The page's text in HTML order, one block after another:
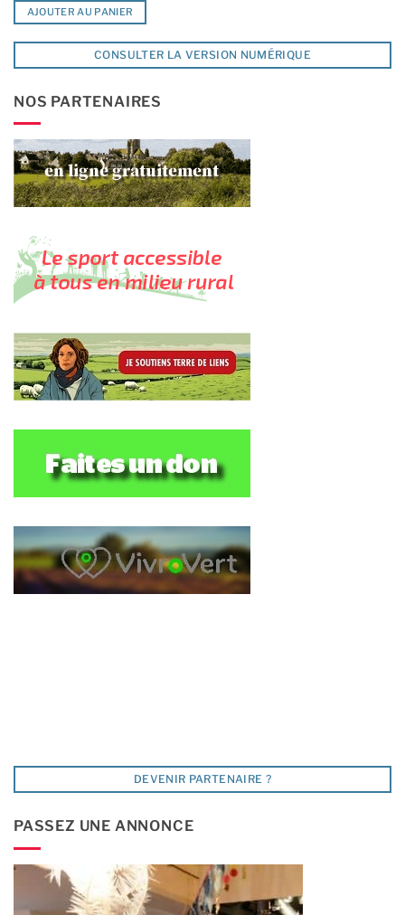
AJOUTER AU PANIER
CONSULTER LA VERSION NUMÉRIQUE
NOS PARTENAIRES
DEVENIR PARTENAIRE ?
PASSEZ UNE ANNONCE